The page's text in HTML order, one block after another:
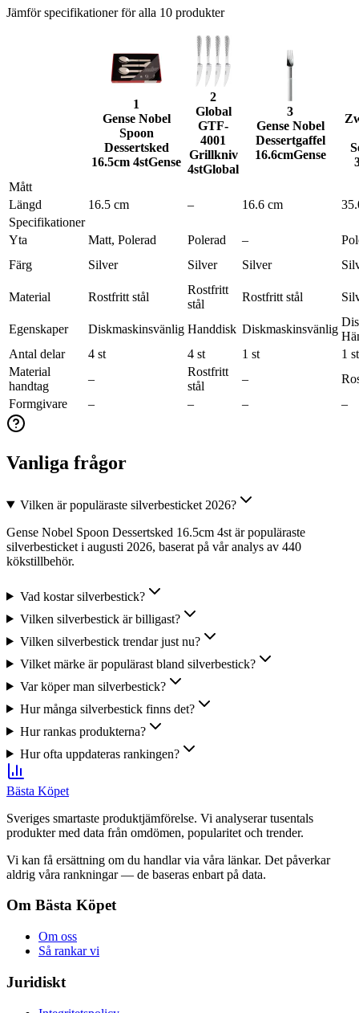
Jämför specifikationer för alla 10 produkter
1
Gense Nobel
Spoon
Dessertsked
16.5cm 4stGense
2
Global
GTF-
4001
Grillkniv
4stGlobal
3
Gense Nobel
Dessertgaffel
16.6cmGense
Mått
Längd
16.5 cm – 16.6 cm
Specifikationer
Yta
Matt, Polerad Polerad –
Färg
Silver Silver Silver
Material Rostfritt stål
Rostfritt
stål
Rostfritt stål
Egenskaper Diskmaskinsvänlig Handdisk Diskmaskinsvänlig
Antal delar
4 st 4 st 1 st
1 st
Material
handtag
–
Rostfritt
stål
–
Formgivare
– – – –
Vanliga frågor
Vilken är populäraste silverbesticket 2026?
Gense Nobel Spoon Dessertsked 16.5cm 4st är populäraste
silverbesticket i augusti 2026, baserat på vår analys av 440
kökstillbehör.
Vad kostar silverbestick?
Vilken silverbestick är billigast?
Vilken silverbestick trendar just nu?
Vilket märke är populärast bland silverbestick?
Var köper man silverbestick?
Hur många silverbestick finns det?
Hur rankas produkterna?
Hur ofta uppdateras rankingen?
Bästa Köpet
Sveriges smartaste produktjämförelse. Vi analyserar tusentals
produkter med data från omdömen, popularitet och trender.
Vi kan få ersättning om du handlar via våra länkar. Det påverkar
aldrig våra rankningar — de baseras enbart på data.
Om Bästa Köpet
Om oss
Så rankar vi
Juridiskt